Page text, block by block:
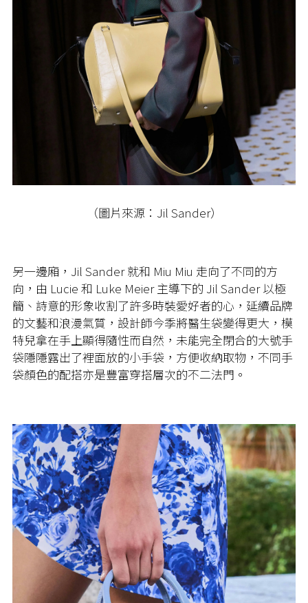
（圖片來源：Jil Sander）
另一邊廂，Jil Sander 就和 Miu Miu 走向了不同的方
向，由 Lucie 和 Luke Meier 主導下的 Jil Sander 以極
簡、詩意的形象收割了許多時裝愛好者的心，延續品牌
的文藝和浪漫氣質，設計師今季將醫生袋變得更大，模
特兒拿在手上顯得隨性而自然，未能完全閉合的大號手
袋隱隱露出了裡面放的小手袋，方便收納取物，不同手
袋顏色的配搭亦是豐富穿搭層次的不二法門。